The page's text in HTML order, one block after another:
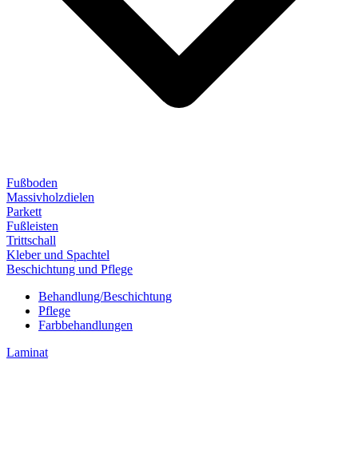
Fußboden
Massivholzdielen
Parkett
Fußleisten
Trittschall
Kleber und Spachtel
Beschichtung und Pflege
Behandlung/Beschichtung
Pflege
Farbbehandlungen
Laminat